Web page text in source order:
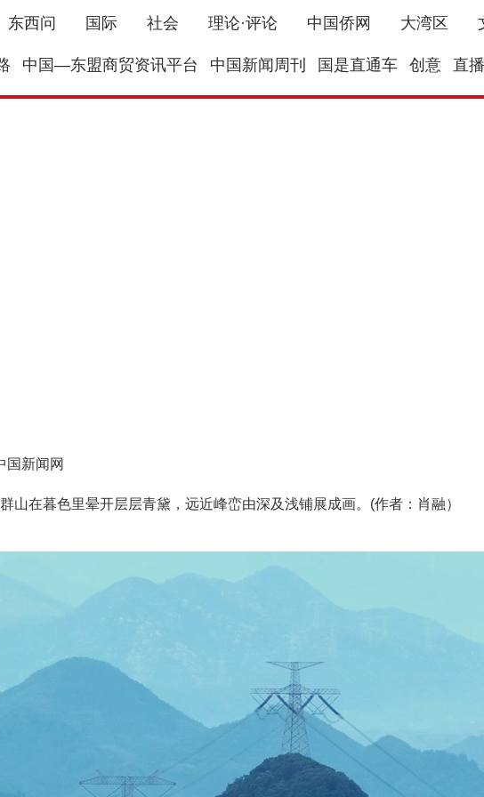
东西问 国际 社会 理论·评论 中国侨网 大湾区
中国—东盟商贸资讯平台 中国新闻周刊 国是直通车 创意 直播
新闻网
在暮色里晕开层层青黛，远近峰峦由深及浅铺展成画。(作者：肖融）